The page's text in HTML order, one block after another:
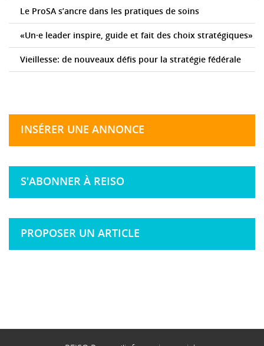
Le ProSA s’ancre dans les pratiques de soins
«Un·e leader inspire, guide et fait des choix stratégiques»
Vieillesse: de nouveaux défis pour la stratégie fédérale
INSÉRER UNE ANNONCE
S'ABONNER À REISO
PROPOSER UN ARTICLE